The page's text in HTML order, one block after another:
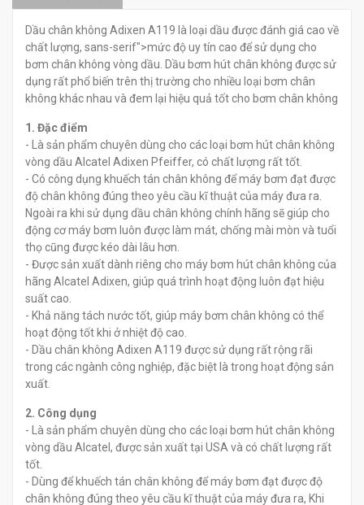
Dầu chân không Adixen A119 là loại dầu được đánh giá cao về
chất lượng, sans-serif">mức độ uy tín cao để sử dụng cho
bơm chân không vòng dầu. Dầu bơm hút chân không được sử
dụng rất phổ biến trên thị trường cho nhiều loại bơm chân
không khác nhau và đem lại hiệu quả tốt cho bơm chân không
1. Đặc điểm
- Là sản phẩm chuyên dùng cho các loại bơm hút chân không
vòng dầu Alcatel Adixen Pfeiffer, có chất lượng rất tốt.​
- Có công dụng khuếch tán chân không để máy bơm đạt được
độ chân không đúng theo yêu cầu kĩ thuật của máy đưa ra.
Ngoài ra khi sử dụng dầu chân không chính hãng sẽ giúp cho
động cơ máy bơm luôn được làm mát, chống mài mòn và tuổi
thọ cũng được kéo dài lâu hơn.
- Được sản xuất dành riêng cho máy bơm hút chân không của
hãng Alcatel Adixen, giúp quá trình hoạt động luôn đạt hiệu
suất cao.
- Khả năng tách nước tốt, giúp máy bơm chân không có thể
hoạt động tốt khi ở nhiệt độ cao.
- Dầu chân không Adixen A119 được sử dụng rất rộng rãi
trong các ngành công nghiệp, đặc biệt là trong hoạt động sản
xuất.​
2. Công dụng
- Là sản phẩm chuyên dùng cho các loại bơm hút chân không
vòng dầu Alcatel, được sản xuất tại USA và có chất lượng rất
tốt.​
- Dùng để khuếch tán chân không để máy bơm đạt được độ
chân không đúng theo yêu cầu kĩ thuật của máy đưa ra, Khi